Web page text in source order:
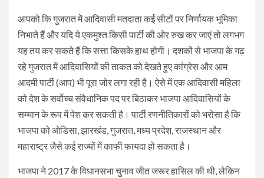
आपको कि गुजरात में आदिवासी मतदाता कई सीटों पर निर्णायक भूमिका
निभाते हैं और यदि ये एकमुश्त किसी पार्टी की ओर रुख कर जाएं तो लगभग
यह तय कर सकते हैं कि सत्ता किसके हाथ होगी। दशकों से भाजपा के गढ़
रहे गुजरात में आदिवासियों की ताकत को देखते हुए कांग्रेस और आम
आदमी पार्टी (आप) भी पूरा जोर लगा रही है। ऐसे में एक आदिवासी महिला
को देश के सर्वोच्च संवैधानिक पद पर बिठाकर भाजपा आदिवासियों के
सम्मान के रूप में पेश कर सकती है। पार्टी रणनीतिकारों को भरोसा है कि
भाजपा को ओडिसा, झारखंड, गुजरात, मध्य प्रदेश, राजस्थान और
महाराष्ट्र जैसे कई राज्यों में काफी फायदा हो सकता है।
भाजपा ने 2017 के विधानसभा चुनाव जीत जरूर हासिल की थी, लेकिन